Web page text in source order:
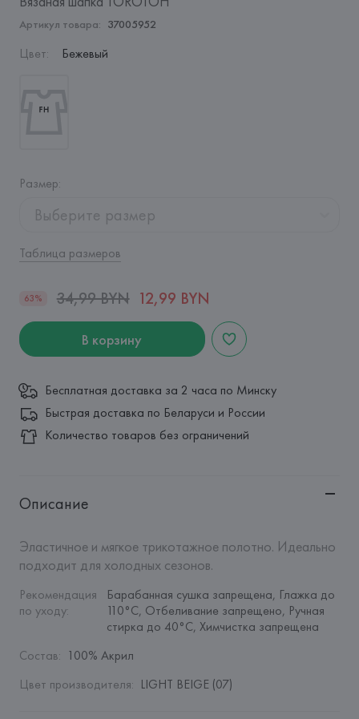
Артикул товара: 37005952
Цвет: Бежевый
Размер:
Выберите размер
Таблица размеров
63% 34,99 BYN 12,99 BYN
В корзину
Бесплатная доставка за 2 часа по Минску
Быстрая доставка по Беларуси и России
Количество товаров без ограничений
Описание
Эластичное и мягкое трикотажное полотно. Идеально
подходит для холодных сезонов.
Рекомендация
по уходу:
Барабанная сушка запрещена, Глажка до
110°C, Отбеливание запрещено, Ручная
стирка до 40°C, Химчистка запрещена
Состав: 100% Акрил
Цвет производителя: LIGHT BEIGE (07)